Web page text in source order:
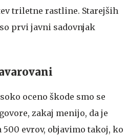
triletne rastline. Starejših
prvi javni sadovnjak
oceno škode smo se
zakaj menijo, da je
evrov, objavimo takoj, ko